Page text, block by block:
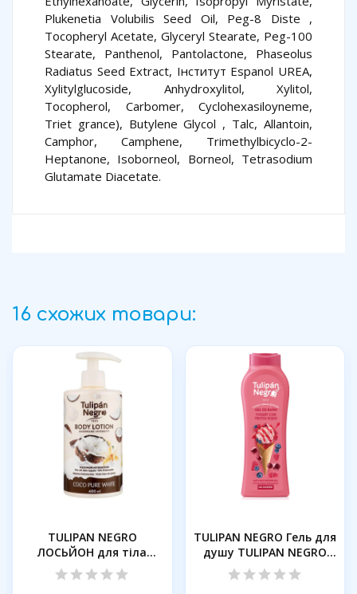
Plukenetia Volubilis Seed Oil, Peg-8 Diste ,
Tocopheryl Acetate, Glyceryl Stearate, Peg-100
Stearate, Panthenol, Pantolactone, Phaseolus
Radiatus Seed Extract, Інститут Espanol UREA,
Xylitylglucoside, Anhydroxylitol, Xylitol,
Tocopherol, Carbomer, Cyclohexasiloyneme,
Triet grance), Butylene Glycol , Talc, Allantoin,
Camphor, Camphene, Trimethylbicyclo-2-
Heptanone, Isoborneol, Borneol, Tetrasodium
Glutamate Diacetate.
16 схожих товари:
TULIPAN NEGRO
ЛОСЬЙОН для тіла
НІЖНИЙ КОКОС,...
TULIPAN NEGRO Гель для
душу TULIPAN NEGRO
YUMMY...